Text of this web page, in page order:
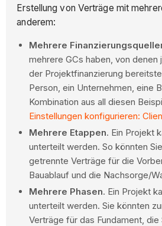
Erstellung von Verträge mit
anderem:
Mehrere
mehrere GCs haben, von denen
der Projektfinanzierung
Person, ein Unternehmen, eine
Kombination aus all diesen
Einstellungen konfigurieren:
Mehrere Etappen. Ein Projekt
unterteilt werden. So könnten
getrennte Verträge für die
Bauablauf und die Nachsorge/
Mehrere Phasen. Ein Projekt
unterteilt werden. Sie könnten
Verträge für das Fundament, die